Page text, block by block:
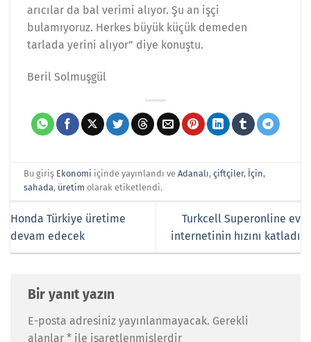
arıcılar da bal verimi alıyor. Şu an işçi
bulamıyoruz. Herkes büyük küçük demeden
tarlada yerini alıyor” diye konuştu.
Beril Solmuşgül
Bu giriş Ekonomi içinde yayınlandı veAdanalı,çiftçiler, İçin,
sahada, üretim olarak etiketlendi.
Honda Türkiye üretime
devam edecek
Turkcell Superonline ev
internetinin hızını katladı
Bir yanıt yazın
E-posta adresiniz yayınlanmayacak. Gerekli
alanlar * ile işaretlenmişlerdir